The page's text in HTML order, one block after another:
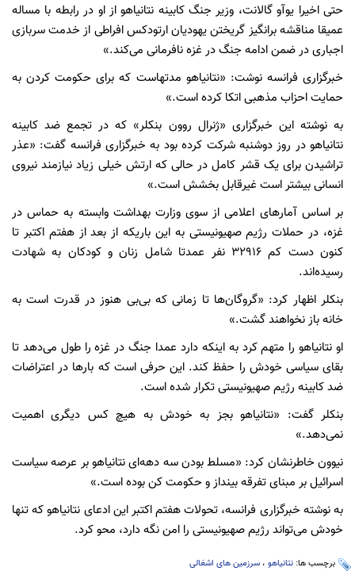
حتی اخیرا یوآو گالانت، وزیر جنگ کابینه نتانیاهو از او در رابطه با مساله
عمیقا مناقشه برانگیز گریختن یهودیان ارتودکس افراطی از خدمت سربازی
اجباری در ضمن ادامه جنگ در غزه نافرمانی می‌کند.»
خبرگزاری فرانسه نوشت: «نتانیاهو مدتهاست که برای حکومت کردن به
حمایت احزاب مذهبی اتکا کرده است.»
به نوشته این خبرگزاری «ژنرال روون بنکلر» که در تجمع ضد کابینه
نتانیاهو در روز دوشنبه شرکت کرده بود به خبرگزاری فرانسه گفت: «عذر
تراشیدن برای یک قشر کامل در حالی که ارتش خیلی زیاد نیازمند نیروی
انسانی بیشتر است غیرقابل بخشش است.»
بر اساس آمارهای اعلامی از سوی وزارت بهداشت وابسته به حماس در
غزه، در حملات رژیم صهیونیستی به این باریکه از بعد از هفتم اکتبر تا
کنون دست کم ۳۲۹۱۶ نفر عمدتا شامل زنان و کودکان به شهادت
رسیده‌اند.
بنکلر اظهار کرد: «گروگان‌ها تا زمانی که بی‌بی هنوز در قدرت است به
خانه باز نخواهند گشت.»
او نتانیاهو را متهم کرد به اینکه دارد عمدا جنگ در غزه را طول می‌دهد تا
بقای سیاسی خودش را حفظ کند. این حرفی است که بارها در اعتراضات
ضد کابینه رژیم صهیونیستی تکرار شده است.
بنکلر گفت: «نتانیاهو بجز به خودش به هیچ کس دیگری اهمیت
نمی‌دهد.»
نیوون خاطرنشان کرد: «مسلط بودن سه‌ دهه‌ای نتانیاهو بر عرصه سیاست
اسرائیل بر مبنای تفرقه بینداز و حکومت کن بوده است.»
به نوشته خبرگزاری فرانسه، تحولات هفتم اکتبر این ادعای نتانیاهو که تنها
خودش می‌تواند رژیم صهیونیستی را امن نگه دارد، محو کرد.
برچسب ها: نتانیاهو ، سرزمین های اشغالی